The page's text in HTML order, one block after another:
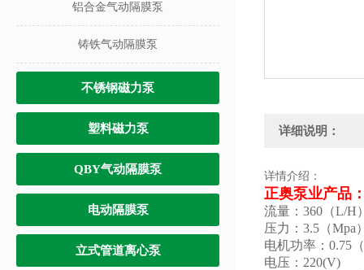
铝合金气动隔膜泵
铸铁气动隔膜泵
不锈钢磁力泵
塑料磁力泵
QBY气动隔膜泵
电动隔膜泵
立式管道离心泵
详细说明：
详情介绍：
正奥泵业产品
流量：360（L/H
压力：3.5（Mpa
电机功率：0.75
电压：220(V)